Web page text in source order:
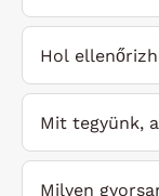
Hol
Mit tegyünk,
Milyen